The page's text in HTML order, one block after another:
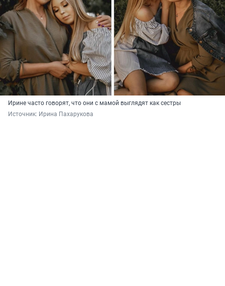
Ирине часто говорят, что они с мамой выглядят как сестры
Источник: Ирина Пахарукова